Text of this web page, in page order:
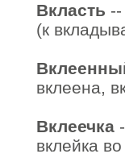
Вкласть
(к
вклеена,
Вклеечка
вклейка